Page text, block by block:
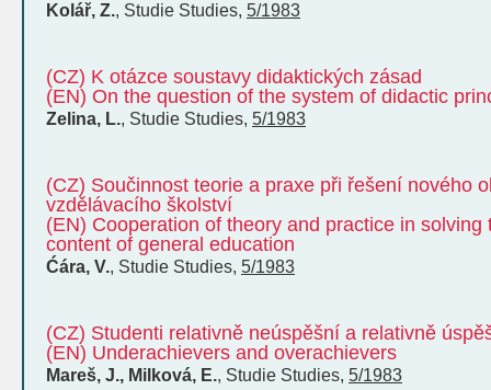
Kolář, Z., Studie Studies, 5/1983
(CZ) K otázce soustavy didaktických zásad
(EN) On the question of the system of didactic
Zelina, L., Studie Studies, 5/1983
(CZ) Součinnost teorie a praxe při řešení nového
vzdělávacího školství
(EN) Cooperation of theory and practice in solving
content of general education
Ćára, V., Studie Studies, 5/1983
(CZ) Studenti relativně neúspěšní a relativně
(EN) Underachievers and overachievers
Mareš, J., Milková, E., Studie Studies, 5/1983